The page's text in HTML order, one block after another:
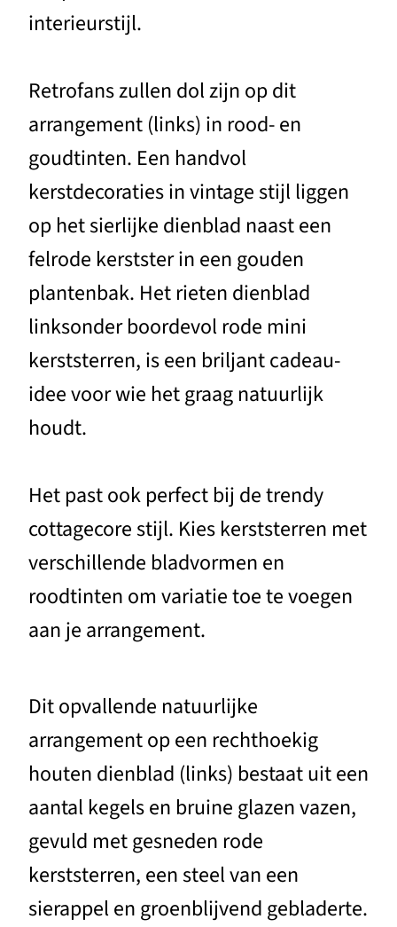
interieurstijl.
Retrofans zullen dol zijn op dit
arrangement (links) in rood- en
goudtinten. Een handvol
kerstdecoraties in vintage stijl liggen
op het sierlijke dienblad naast een
felrode kerstster in een gouden
plantenbak. Het rieten dienblad
linksonder boordevol rode mini
kerststerren, is een briljant cadeau-
idee voor wie het graag natuurlijk
houdt.
Het past ook perfect bij de trendy
cottagecore stijl. Kies kerststerren met
verschillende bladvormen en
roodtinten om variatie toe te voegen
aan je arrangement.
Dit opvallende natuurlijke
arrangement op een rechthoekig
houten dienblad (links) bestaat uit een
aantal kegels en bruine glazen vazen,
gevuld met gesneden rode
kerststerren, een steel van een
sierappel en groenblijvend gebladerte.